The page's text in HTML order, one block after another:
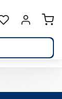
СписокВойти или